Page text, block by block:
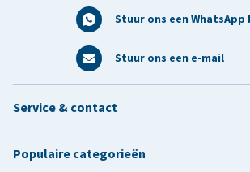
Stuur ons een
Stuur ons een e-mail
Service & contact
Populaire categorieën